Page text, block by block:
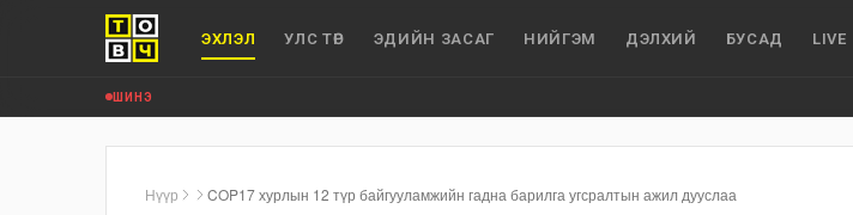
ЭХЛЭЛ УЛС ТӨР ЭДИЙН ЗАСАГ НИЙГЭМ ДЭЛХИЙ БУСАД LIVE
ШИНЭ
Нүүр COP17 хурлын 12 түр байгууламжийн гадна барилга угсралтын ажил дууслаа